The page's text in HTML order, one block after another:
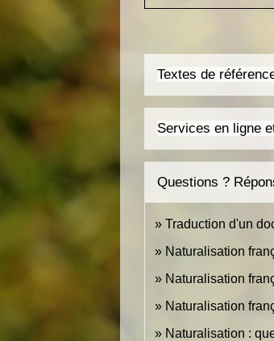
Textes de
Services en ligne
Questions ?
Traduction d'un
Naturalisation
Naturalisation
Naturalisation
Naturalisation :